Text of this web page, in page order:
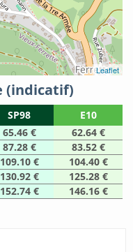
Leaflet
(indicatif)
SP98
E10
65.46 €
62.64 €
87.28 €
83.52 €
109.10 €
104.40 €
130.92 €
125.28 €
152.74 € 146.16 €